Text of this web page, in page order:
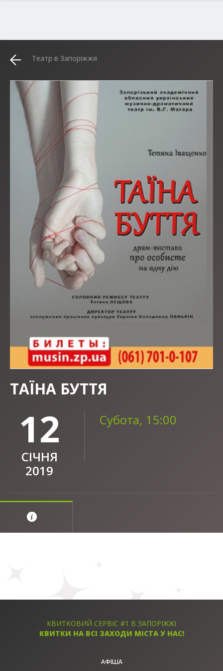
Театр в Запоріжжя
ТАЇНА БУТТЯ
12
СІЧНЯ
2019
Субота, 15:00
КВИТКОВИЙ СЕРВІС #1 В ЗАПОРІЖЖІ
КВИТКИ НА ВСІ ЗАХОДИ МІСТА У НАС!
АФІША